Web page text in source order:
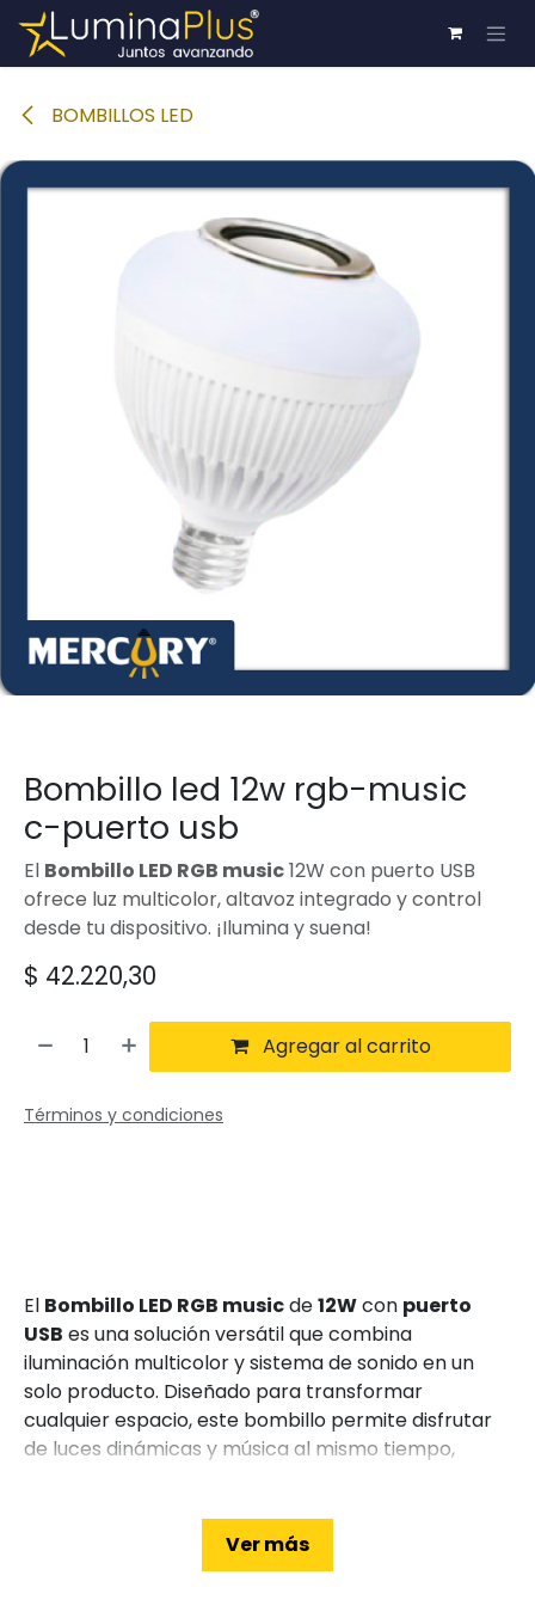
Ir al contenido
BOMBILLOS LED
Bombillo led 12w rgb-music
c-puerto usb
El Bombillo LED RGB music12W con puerto USB
ofrece luz multicolor, altavoz integrado y control
desde tu dispositivo. ¡Ilumina y suena!
$ 42.220,30
Agregar al carrito
Términos y condiciones
El Bombillo LED RGB musicde12Wcon puerto
USB es una solución versátil que combina
iluminación multicolor y sistema de sonido en un
solo producto. Diseñado para transformar
cualquier espacio, este bombillo permite disfrutar
de luces dinámicas y música al mismo tiempo,
Desde el primer encendido, este bombillo LED
Ver más